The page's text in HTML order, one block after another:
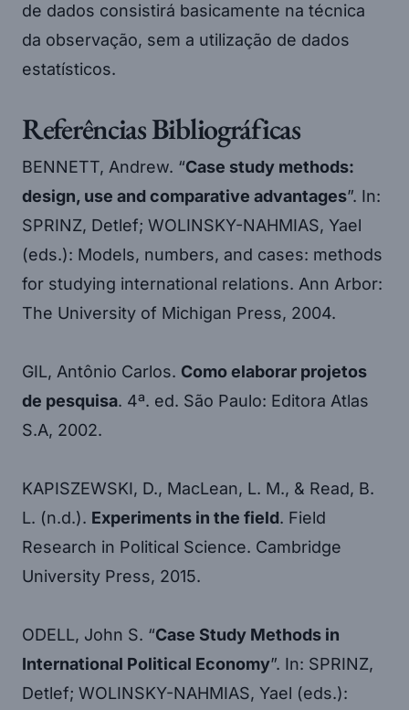
de dados consistirá basicamente na técnica
da observação, sem a utilização de dados
estatísticos.
Referências Bibliográficas
BENNETT, Andrew. “Case study methods:
design, use and comparative advantages”. In:
SPRINZ, Detlef; WOLINSKY-NAHMIAS, Yael
(eds.): Models, numbers, and cases: methods
for studying international relations. Ann Arbor:
The University of Michigan Press, 2004.
GIL, Antônio Carlos. Como elaborar projetos
de pesquisa. 4ª. ed. São Paulo: Editora Atlas
S.A, 2002.
KAPISZEWSKI, D., MacLean, L. M., & Read, B.
L. (n.d.). Experiments in the field. Field
Research in Political Science. Cambridge
University Press, 2015.
ODELL, John S. “Case Study Methods in
International Political Economy”. In: SPRINZ,
Detlef; WOLINSKY-NAHMIAS, Yael (eds.):